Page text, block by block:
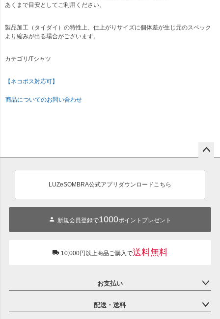
あくまで目安としてご利用ください。
製品加工（タイダイ）の特性上、仕上がりサイズに個体差が生じ元のスペック
より縮みが出る場合がございます。
カテゴリ/Tシャツ
【ネコポス対応可】
商品についてのお問い合わせ
ジト
LUZeSOMBRA公式アプリダウンロードこちら
新規会員登録で1000ポイントプレゼント
10,000円以上商品ご購入で送料無料
お支払い
配送・送料